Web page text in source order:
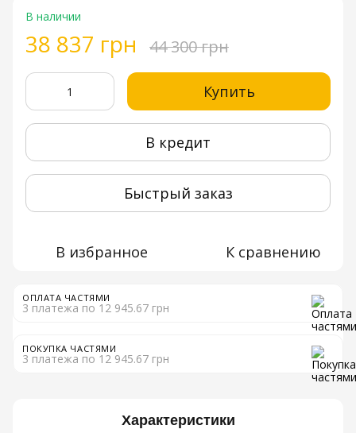
В наличии
38 837 грн 44 300 грн
Купить
В кредит
Быстрый заказ
В избранное К сравнению
ОПЛАТА ЧАСТЯМИ
3 платежа по 12 945.67 грн
ПОКУПКА ЧАСТЯМИ
3 платежа по 12 945.67 грн
Характеристики